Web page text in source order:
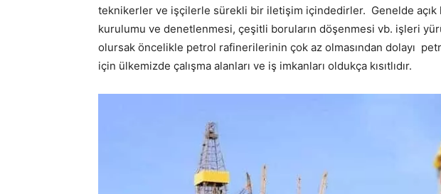
teknikerler ve işçilerle sürekli bir iletişim içindedirler. Genelde açık
kurulumu ve denetlenmesi, çeşitli boruların döşenmesi vb. işleri
olursak öncelikle petrol rafinerilerinin çok az olmasından dolayı
için ülkemizde çalışma alanları ve iş imkanları oldukça kısıtlıdır.